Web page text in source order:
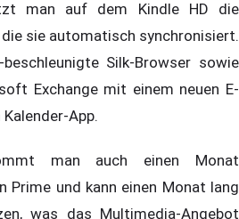
man auf dem Kindle HD die
sie automatisch synchronisiert.
Silk-Browser sowie
Exchange mit einem neuen E-
App.
man auch einen Monat
und kann einen Monat lang
was das Multimedia-Angebot